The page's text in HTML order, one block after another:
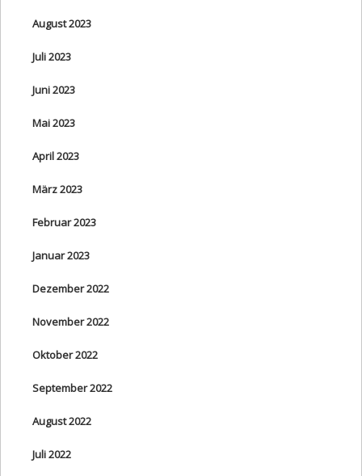
August 2023
Juli 2023
Juni 2023
Mai 2023
April 2023
März 2023
Februar 2023
Januar 2023
Dezember 2022
November 2022
Oktober 2022
September 2022
August 2022
Juli 2022